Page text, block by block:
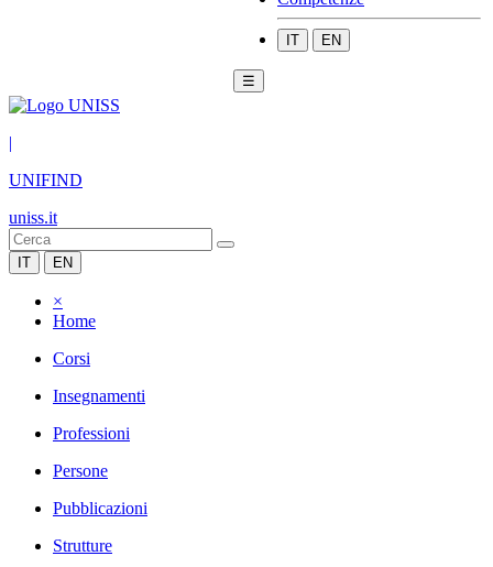
IT EN
☰
|
UNIFIND
uniss.it
IT EN
×
Home
Corsi
Insegnamenti
Professioni
Persone
Pubblicazioni
Strutture